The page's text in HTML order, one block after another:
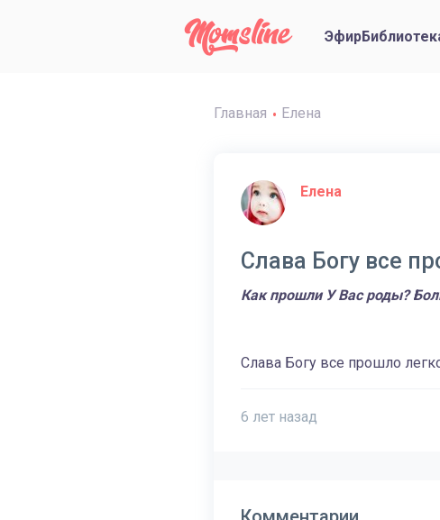
Эфир
Главная Елена
Елена
Слава Богу все
Как прошли У Вас роды?
Слава Богу все прошло
6 лет назад